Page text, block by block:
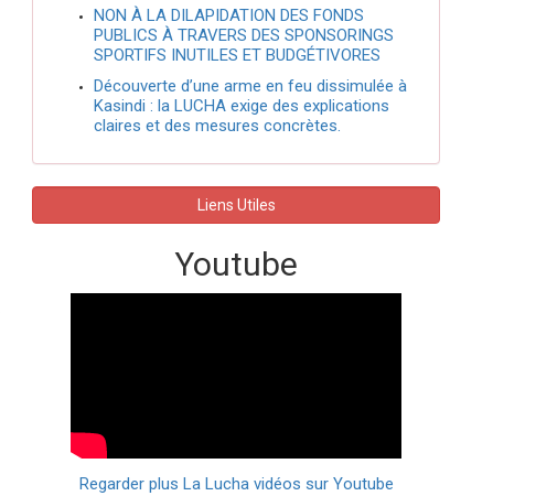
NON À LA DILAPIDATION DES FONDS
PUBLICS À TRAVERS DES SPONSORINGS
SPORTIFS INUTILES ET BUDGÉTIVORES
Découverte d’une arme en feu dissimulée à
Kasindi : la LUCHA exige des explications
claires et des mesures concrètes.
Liens Utiles
Youtube
Regarder plus La Lucha vidéos sur Youtube